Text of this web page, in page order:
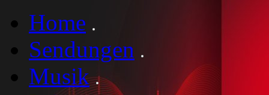
Home
Sendungen
Musik